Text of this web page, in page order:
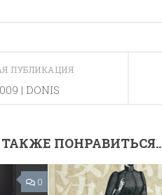
ПУБЛИКАЦИЯ
| DONIS
0